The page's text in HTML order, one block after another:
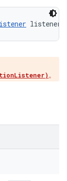
listener)
。